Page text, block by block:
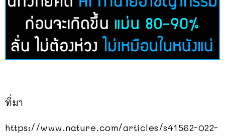
ที่มา
https://www.nature.com/articles/s41562-022-